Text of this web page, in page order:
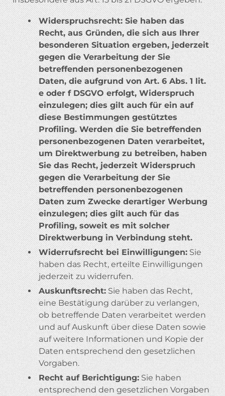
Widerspruchsrecht: Sie haben das
Recht, aus Gründen, die sich aus Ihrer
besonderen Situation ergeben, jederzeit
gegen die Verarbeitung der Sie
betreffenden personenbezogenen
Daten, die aufgrund von Art. 6 Abs. 1 lit.
e oder f DSGVO erfolgt, Widerspruch
einzulegen; dies gilt auch für ein auf
diese Bestimmungen gestütztes
Profiling. Werden die Sie betreffenden
personenbezogenen Daten verarbeitet,
um Direktwerbung zu betreiben, haben
Sie das Recht, jederzeit Widerspruch
gegen die Verarbeitung der Sie
betreffenden personenbezogenen
Daten zum Zwecke derartiger Werbung
einzulegen; dies gilt auch für das
Profiling, soweit es mit solcher
Direktwerbung in Verbindung steht.
Widerrufsrecht bei Einwilligungen:Sie
haben das Recht, erteilte Einwilligungen
jederzeit zu widerrufen.
Auskunftsrecht:Sie haben das Recht,
eine Bestätigung darüber zu verlangen,
ob betreffende Daten verarbeitet werden
und auf Auskunft über diese Daten sowie
auf weitere Informationen und Kopie der
Daten entsprechend den gesetzlichen
Vorgaben.
Recht auf Berichtigung:Sie haben
entsprechend den gesetzlichen Vorgaben